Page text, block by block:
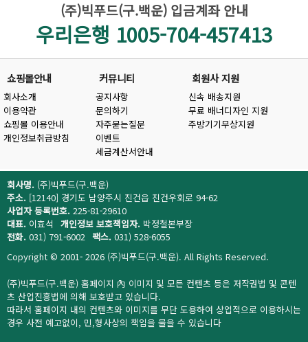
(주)빅푸드(구.백운) 입금계좌 안내
우리은행 1005-704-457413
쇼핑몰안내
회사소개
이용약관
쇼핑몰 이용안내
개인정보취급방침
커뮤니티
공지사항
문의하기
자주묻는질문
이벤트
세금계산서안내
회원사 지원
신속 배송지원
무료 배너디자인 지원
주방기기무상지원
회사명. (주)빅푸드(구.백운)
주소. [12140] 경기도 남양주시 진건읍 진건우회로 94-62
사업자 등록번호. 225-81-29610
대표. 이효석 개인정보 보호책임자. 박정철본부장
전화. 031) 791-6002 팩스. 031) 528-6055
Copyright © 2001- 2026 (주)빅푸드(구.백운). All Rights Reserved.
(주)빅푸드(구.백운) 홈페이지 內 이미지 및 모든 컨텐츠 등은 저작권법 및 콘텐
츠 산업진흥법에 의해 보호받고 있습니다.
따라서 홈페이지 내의 컨텐츠와 이미지를 무단 도용하여 상업적으로 이용하시는
경우 사전 예고없이, 민,형사상의 책임을 물을 수 있습니다